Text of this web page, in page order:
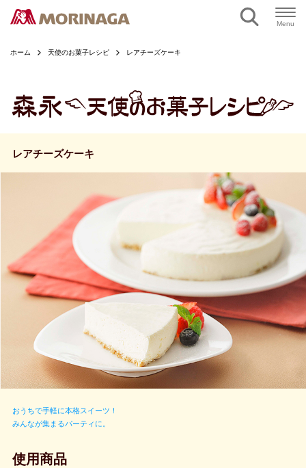
Menu
ホーム 天使のお菓子レシピ レアチーズケーキ
レアチーズケーキ
おうちで手軽に本格スイーツ！
みんなが集まるパーティに。
使用商品